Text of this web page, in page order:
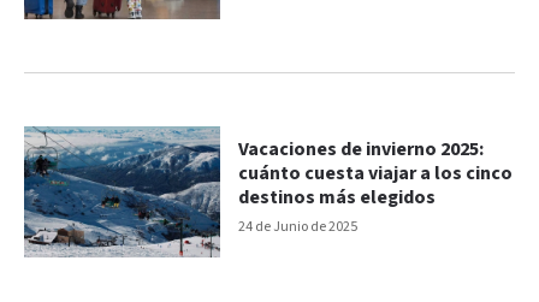
24 de Junio de 2025
Vacaciones de invierno 2025:
cuánto cuesta viajar a los cinco
destinos más elegidos